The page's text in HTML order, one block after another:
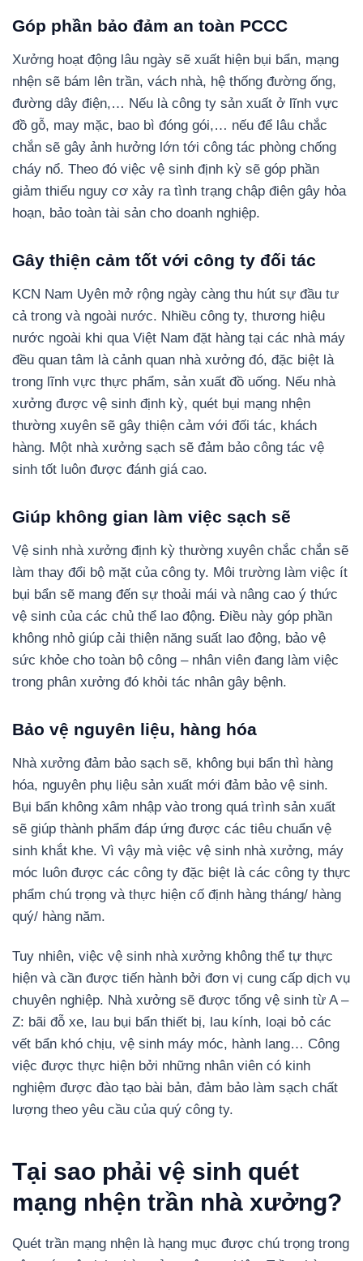
Góp phần bảo đảm an toàn PCCC
Xưởng hoạt động lâu ngày sẽ xuất hiện bụi bẩn, mạng
nhện sẽ bám lên trần, vách nhà, hệ thống đường ống,
đường dây điện,… Nếu là công ty sản xuất ở lĩnh vực
đồ gỗ, may mặc, bao bì đóng gói,… nếu để lâu chắc
chắn sẽ gây ảnh hưởng lớn tới công tác phòng chống
cháy nổ. Theo đó việc vệ sinh định kỳ sẽ góp phần
giảm thiểu nguy cơ xảy ra tình trạng chập điện gây hỏa
hoạn, bảo toàn tài sản cho doanh nghiệp.
Gây thiện cảm tốt với công ty đối tác
KCN Nam Uyên mở rộng ngày càng thu hút sự đầu tư
cả trong và ngoài nước. Nhiều công ty, thương hiệu
nước ngoài khi qua Việt Nam đặt hàng tại các nhà máy
đều quan tâm là cảnh quan nhà xưởng đó, đặc biệt là
trong lĩnh vực thực phẩm, sản xuất đồ uống. Nếu nhà
xưởng được vệ sinh định kỳ, quét bụi mạng nhện
thường xuyên sẽ gây thiện cảm với đối tác, khách
hàng. Một nhà xưởng sạch sẽ đảm bảo công tác vệ
sinh tốt luôn được đánh giá cao.
Giúp không gian làm việc sạch sẽ
Vệ sinh nhà xưởng định kỳ thường xuyên chắc chắn sẽ
làm thay đổi bộ mặt của công ty. Môi trường làm việc ít
bụi bẩn sẽ mang đến sự thoải mái và nâng cao ý thức
vệ sinh của các chủ thể lao động. Điều này góp phần
không nhỏ giúp cải thiện năng suất lao động, bảo vệ
sức khỏe cho toàn bộ công – nhân viên đang làm việc
trong phân xưởng đó khỏi tác nhân gây bệnh.
Bảo vệ nguyên liệu, hàng hóa
Nhà xưởng đảm bảo sạch sẽ, không bụi bẩn thì hàng
hóa, nguyên phụ liệu sản xuất mới đảm bảo vệ sinh.
Bụi bẩn không xâm nhập vào trong quá trình sản xuất
sẽ giúp thành phẩm đáp ứng được các tiêu chuẩn vệ
sinh khắt khe. Vì vậy mà việc vệ sinh nhà xưởng, máy
móc luôn được các công ty đặc biệt là các công ty thực
phẩm chú trọng và thực hiện cố định hàng tháng/ hàng
quý/ hàng năm.
Tuy nhiên, việc vệ sinh nhà xưởng không thể tự thực
hiện và cần được tiến hành bởi đơn vị cung cấp dịch vụ
chuyên nghiệp. Nhà xưởng sẽ được tổng vệ sinh từ A –
Z: bãi đỗ xe, lau bụi bẩn thiết bị, lau kính, loại bỏ các
vết bẩn khó chịu, vệ sinh máy móc, hành lang… Công
việc được thực hiện bởi những nhân viên có kinh
nghiệm được đào tạo bài bản, đảm bảo làm sạch chất
lượng theo yêu cầu của quý công ty.
Tại sao phải vệ sinh quét
mạng nhện trần nhà xưởng?
Quét trần mạng nhện là hạng mục được chú trọng trong